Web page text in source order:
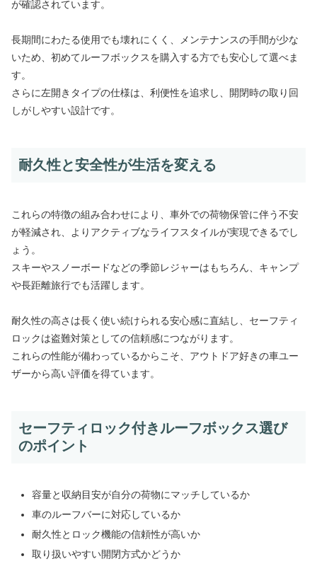
が確認されています。
長期間にわたる使用でも壊れにくく、メンテナンスの手間が少な
いため、初めてルーフボックスを購入する方でも安心して選べま
す。
さらに左開きタイプの仕様は、利便性を追求し、開閉時の取り回
しがしやすい設計です。
耐久性と安全性が生活を変える
これらの特徴の組み合わせにより、車外での荷物保管に伴う不安
が軽減され、よりアクティブなライフスタイルが実現できるでし
ょう。
スキーやスノーボードなどの季節レジャーはもちろん、キャンプ
や長距離旅行でも活躍します。
耐久性の高さは長く使い続けられる安心感に直結し、セーフティ
ロックは盗難対策としての信頼感につながります。
これらの性能が備わっているからこそ、アウトドア好きの車ユー
ザーから高い評価を得ています。
セーフティロック付きルーフボックス選び
のポイント
容量と収納目安が自分の荷物にマッチしているか
車のルーフバーに対応しているか
耐久性とロック機能の信頼性が高いか
取り扱いやすい開閉方式かどうか